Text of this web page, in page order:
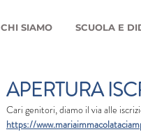
CHI SIAMO SCUOLA E
APERTURA
Cari genitori, diamo il via alle
https://